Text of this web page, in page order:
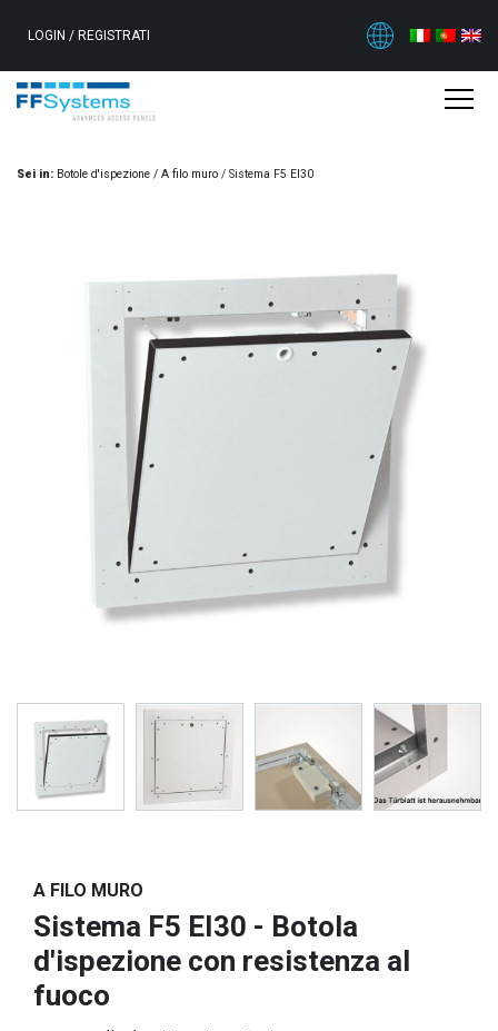
LOGIN / REGISTRATI
Sei in: Botole d'ispezione / A filo muro / Sistema F5 EI30
A FILO MURO
Sistema F5 EI30 - Botola
d'ispezione con resistenza al
fuoco